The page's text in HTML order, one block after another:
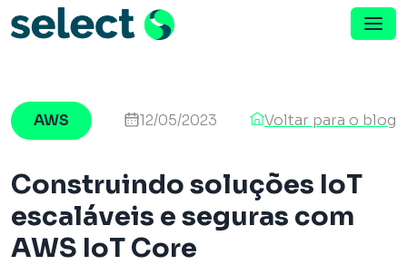
Menu de Navegação
AWS 12/05/2023 Voltar para o blog
Construindo soluções IoT
escaláveis e seguras com
AWS IoT Core